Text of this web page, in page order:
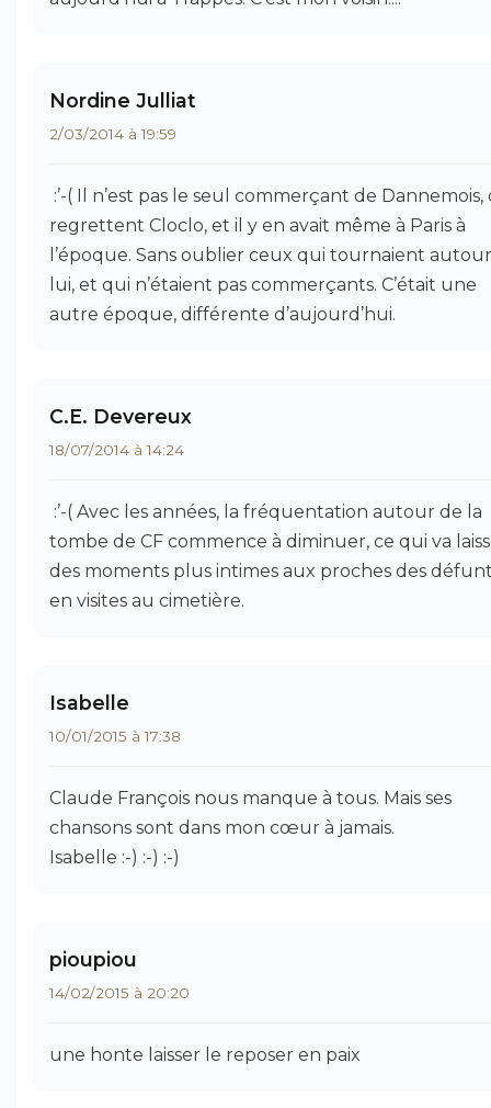
Nordine Julliat
2/03/2014 à 19:59
:’-( Il n’est pas le seul commerçant de Dannemois,
regrettent Cloclo, et il y en avait même à Paris à
l’époque. Sans oublier ceux qui tournaient
lui, et qui n’étaient pas commerçants. C’était une
autre époque, différente d’aujourd’hui.
C.E. Devereux
18/07/2014 à 14:24
:’-( Avec les années, la fréquentation autour de la
tombe de CF commence à diminuer, ce qui va
des moments plus intimes aux proches des
en visites au cimetière.
Isabelle
10/01/2015 à 17:38
Claude François nous manque à tous. Mais ses
chansons sont dans mon cœur à jamais.
Isabelle :-) :-) :-)
pioupiou
14/02/2015 à 20:20
une honte laisser le reposer en paix